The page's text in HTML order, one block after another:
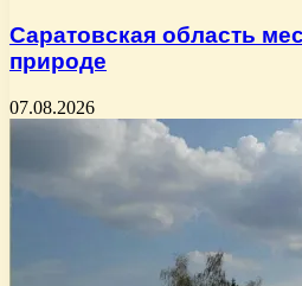
Саратовская область
природе
07.08.2026